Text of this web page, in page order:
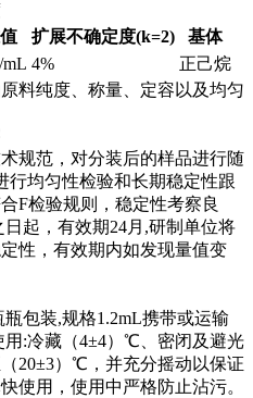
扩展不确定度(k=2)
基体
mL 4%
正己烷
料纯度、称量、定容以及均匀
规范，对分装后的样品进行随
行均匀性检验和长期稳定性跟
F检验规则，稳定性考察良
起，有效期24月,研制单位将
性，有效期内如发现量值变
包装,规格1.2mL携带或运输
:冷藏（4±4）℃、密闭及避光
20±3）℃，并充分摇动以保证
使用，使用中严格防止沾污。